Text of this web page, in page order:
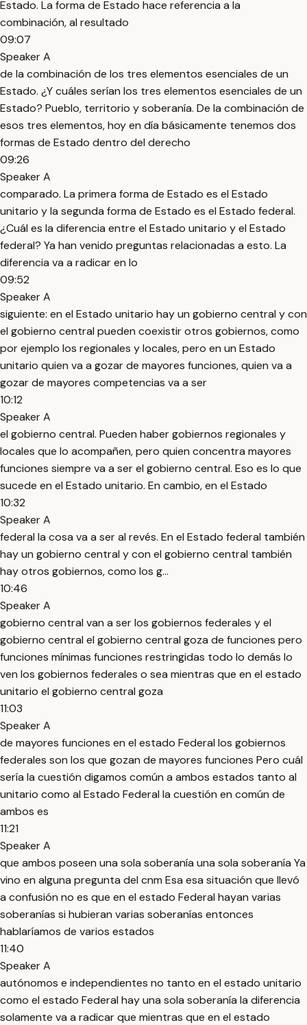
Estado. La forma de Estado hace referencia a la
combinación, al resultado
09:07
Speaker A
de la combinación de los tres elementos esenciales de un
Estado. ¿Y cuáles serían los tres elementos esenciales de un
Estado? Pueblo, territorio y soberanía. De la combinación de
esos tres elementos, hoy en día básicamente tenemos dos
formas de Estado dentro del derecho
09:26
Speaker A
comparado. La primera forma de Estado es el Estado
unitario y la segunda forma de Estado es el Estado federal.
¿Cuál es la diferencia entre el Estado unitario y el Estado
federal? Ya han venido preguntas relacionadas a esto. La
diferencia va a radicar en lo
09:52
Speaker A
siguiente: en el Estado unitario hay un gobierno central y con
el gobierno central pueden coexistir otros gobiernos, como
por ejemplo los regionales y locales, pero en un Estado
unitario quien va a gozar de mayores funciones, quien va a
gozar de mayores competencias va a ser
10:12
Speaker A
el gobierno central. Pueden haber gobiernos regionales y
locales que lo acompañen, pero quien concentra mayores
funciones siempre va a ser el gobierno central. Eso es lo que
sucede en el Estado unitario. En cambio, en el Estado
10:32
Speaker A
federal la cosa va a ser al revés. En el Estado federal también
hay un gobierno central y con el gobierno central también
hay otros gobiernos, como los g...
10:46
Speaker A
gobierno central van a ser los gobiernos federales y el
gobierno central el gobierno central goza de funciones pero
funciones mínimas funciones restringidas todo lo demás lo
ven los gobiernos federales o sea mientras que en el estado
unitario el gobierno central goza
11:03
Speaker A
de mayores funciones en el estado Federal los gobiernos
federales son los que gozan de mayores funciones Pero cuál
sería la cuestión digamos común a ambos estados tanto al
unitario como al Estado Federal la cuestión en común de
ambos es
11:21
Speaker A
que ambos poseen una sola soberanía una sola soberanía Ya
vino en alguna pregunta del cnm Esa esa situación que llevó
a confusión no es que en el estado Federal hayan varias
soberanías si hubieran varias soberanías entonces
hablaríamos de varios estados
11:40
Speaker A
autónomos e independientes no tanto en el estado unitario
como el estado Federal hay una sola soberanía la diferencia
solamente va a radicar que mientras que en el estado